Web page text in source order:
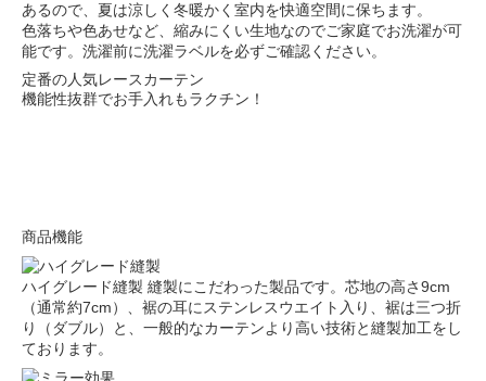
あるので、夏は涼しく冬暖かく室内を快適空間に保ちます。
色落ちや色あせなど、縮みにくい生地なのでご家庭でお洗濯が可
能です。洗濯前に洗濯ラベルを必ずご確認ください。
定番の人気レースカーテン
機能性抜群でお手入れもラクチン！
商品機能
ハイグレード縫製 縫製にこだわった製品です。芯地の高さ9cm
（通常約7cm）、裾の耳にステンレスウエイト入り、裾は三つ折
り（ダブル）と、一般的なカーテンより高い技術と縫製加工をし
ております。